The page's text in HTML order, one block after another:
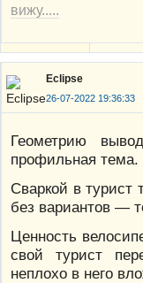
вижу.....
Eclipse
26-07-2022 19:36:33
Геометрию
профильная тема.
Сваркой в турист
без вариантов —
Ценность
свой турист
неплохо в него